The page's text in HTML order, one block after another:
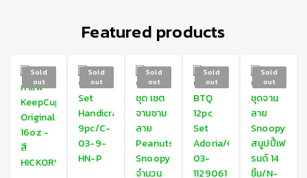
Featured products
Sold
out
Sold
out
Sold
out
Sold
out
Sold
out